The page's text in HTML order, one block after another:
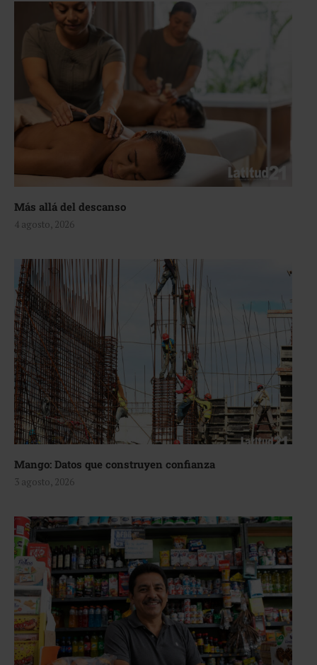
Más allá del descanso
4 agosto, 2026
Mango: Datos que construyen confianza
3 agosto, 2026